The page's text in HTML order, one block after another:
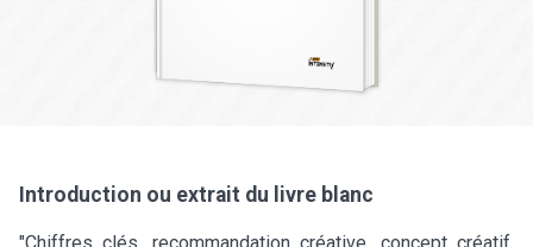
Introduction ou extrait du livre blanc